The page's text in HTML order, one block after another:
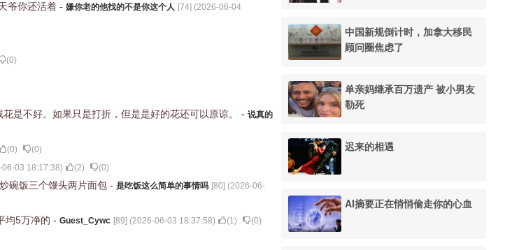
爷你还活着 - 嫌你老的他找的不是你这个人 [74] (2026-06-04
(0)
是不好。如果只是打折，但是是好的花还可以原谅。 - 说真的
(0) (0)
03 18:17:38) (2) (0)
碗饭三个馒头两片面包 - 是吃饭这么简单的事情吗 [80] (2026-06-
均5万净的 - Guest_Cywc [89] (2026-06-03 18:37:58) (1) (0)
中国新规倒计时，加拿大移民
顾问圈焦虑了
单亲妈继承百万遗产 被小男友
勒死
迟来的相遇
AI摘要正在悄悄偷走你的心血